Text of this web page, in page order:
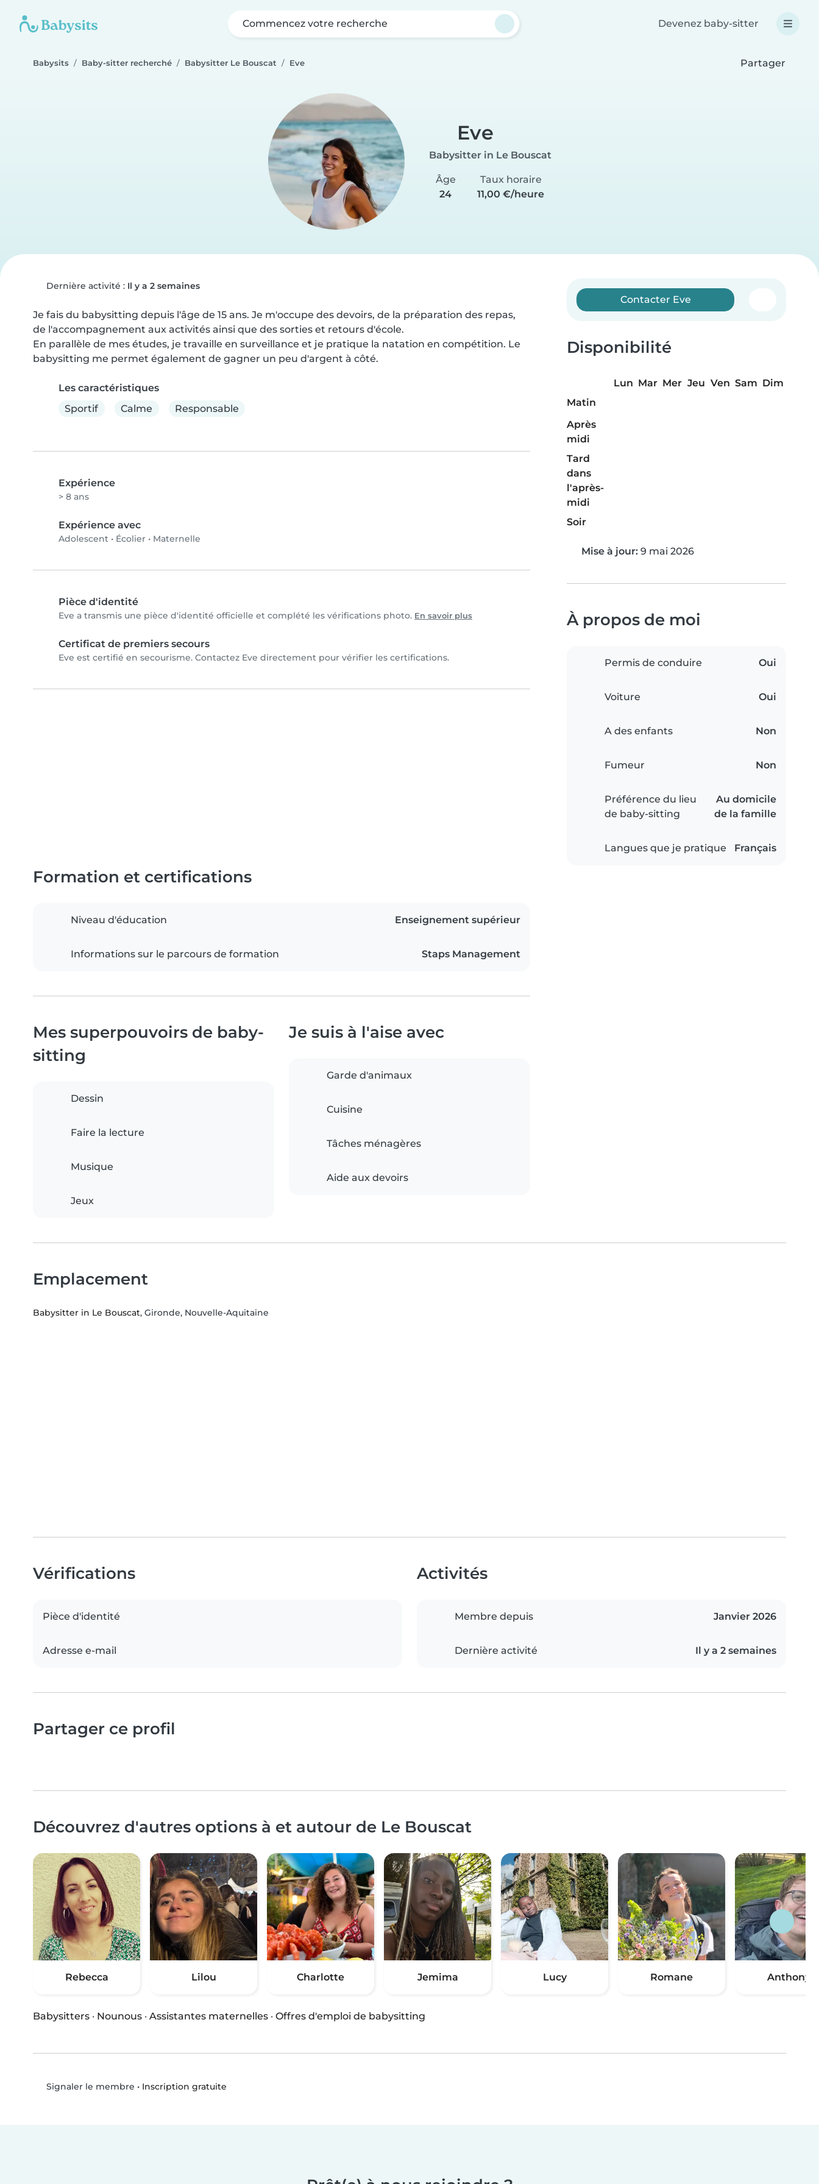
Commencez votre recherche Devenez baby-sitter
Babysits Baby-sitter recherché Babysitter Le Bouscat Eve Partager
Eve
Babysitter in Le Bouscat
Âge
24
Taux horaire
11,00 €/heure
Dernière activité : Il y a 2 semaines
Je fais du babysitting depuis l'âge de 15 ans. Je m'occupe des devoirs, de la préparation des repas,
de l'accompagnement aux activités ainsi que des sorties et retours d'école.
En parallèle de mes études, je travaille en surveillance et je pratique la natation en compétition. Le
babysitting me permet également de gagner un peu d'argent à côté.
Les caractéristiques
Sportif
Calme Responsable
Expérience
> 8 ans
Expérience avec
Adolescent • Écolier • Maternelle
Pièce d'identité
Eve a transmis une pièce d'identité officielle et complété les vérifications photo. En savoir plus
Certificat de premiers secours
Eve est certifié en secourisme. Contactez Eve directement pour vérifier les certifications.
Contacter Eve
Disponibilité
Lun Mar Mer Jeu Ven Sam Dim
Matin
Après
midi
Tard
dans
l'après-
midi
Soir
Mise à jour: 9 mai 2026
À propos de moi
Permis de conduire Oui
Voiture Oui
A des enfants Non
Fumeur Non
Préférence du lieu
de baby-sitting
Au domicile
de la famille
Langues que je pratique Français
Formation et certifications
Niveau d'éducation Enseignement supérieur
Informations sur le parcours de formation Staps Management
Mes superpouvoirs de baby-
sitting
Dessin
Faire la lecture
Musique
Jeux
Je suis à l'aise avec
Garde d'animaux
Cuisine
Tâches ménagères
Aide aux devoirs
Emplacement
Babysitter in Le Bouscat, Gironde, Nouvelle-Aquitaine
Vérifications
Pièce d'identité
Adresse e-mail
Activités
Membre depuis Janvier 2026
Dernière activité Il y a 2 semaines
Partager ce profil
Découvrez d'autres options à et autour de Le Bouscat
Rebecca Lilou Charlotte Jemima Lucy Romane Anthony
Babysitters · Nounous · Assistantes maternelles · Offres d'emploi de babysitting
Signaler le membre • Inscription gratuite